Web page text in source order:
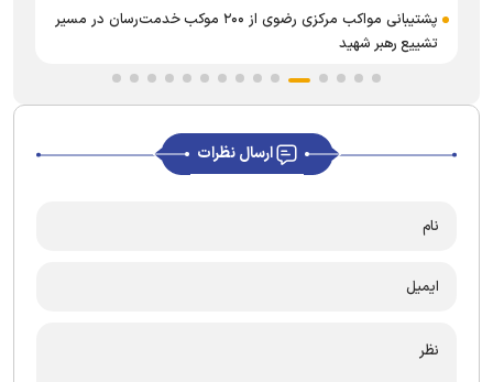
پشتیبانی مواکب مرکزی رضوی از ۲۰۰ موکب خدمت‌رسان در مسیر
تشییع رهبر شهید
ارسال نظرات